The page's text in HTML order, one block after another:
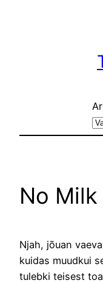
No Milk
Njah, jõuan
kuidas muudkui
tulebki teisest